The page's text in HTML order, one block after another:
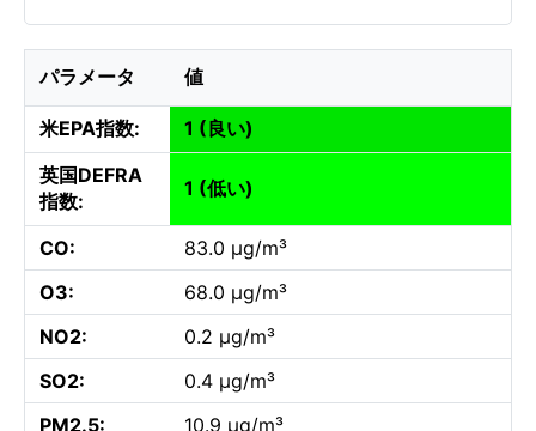
パラメータ 値
米EPA指数:
1 (良い)
英国DEFRA
指数:
1 (低い)
CO:
83.0 µg/m³
O3:
68.0 µg/m³
NO2:
0.2 µg/m³
SO2:
0.4 µg/m³
PM2.5:
10.9 µg/m³